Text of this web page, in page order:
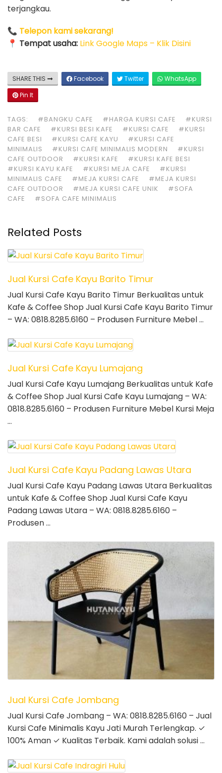
terjangkau.
📞 Telepon kami sekarang!
📍 Tempat usaha: Link Google Maps – Klik Disini
SHARE THIS Facebook Twitter
WhatsApp
Pin It
TAGS: #BANGKU CAFE #HARGA KURSI CAFE
#KURSI
BAR CAFE
#KURSI BESI KAFE #KURSI CAFE
#KURSI
CAFE BESI
#KURSI CAFE KAYU
#KURSI CAFE
MINIMALIS
#KURSI CAFE MINIMALIS MODERN
#KURSI
CAFE OUTDOOR
#KURSI KAFE
#KURSI KAFE BESI
#KURSI KAYU KAFE
#KURSI MEJA CAFE
#KURSI
MINIMALIS CAFE
#MEJA KURSI CAFE
#MEJA KURSI
CAFE OUTDOOR
#MEJA KURSI CAFE UNIK
#SOFA
CAFE
#SOFA CAFE MINIMALIS
Related Posts
Jual Kursi Cafe Kayu Barito Timur
Jual Kursi Cafe Kayu Barito Timur Berkualitas untuk
Kafe & Coffee Shop Jual Kursi Cafe Kayu Barito Timur
– WA: 0818.8285.6160 – Produsen Furniture Mebel …
Jual Kursi Cafe Kayu Lumajang
Jual Kursi Cafe Kayu Lumajang Berkualitas untuk Kafe
& Coffee Shop Jual Kursi Cafe Kayu Lumajang – WA:
0818.8285.6160 – Produsen Furniture Mebel Kursi Meja
…
Jual Kursi Cafe Kayu Padang Lawas Utara
Jual Kursi Cafe Kayu Padang Lawas Utara Berkualitas
untuk Kafe & Coffee Shop Jual Kursi Cafe Kayu
Padang Lawas Utara – WA: 0818.8285.6160 –
Produsen …
Jual Kursi Cafe Jombang
Jual Kursi Cafe Jombang – WA: 0818.8285.6160 – Jual
Kursi Cafe Minimalis Kayu Jati Murah Terlengkap. ✓
100% Aman ✓ Kualitas Terbaik. Kami adalah solusi …